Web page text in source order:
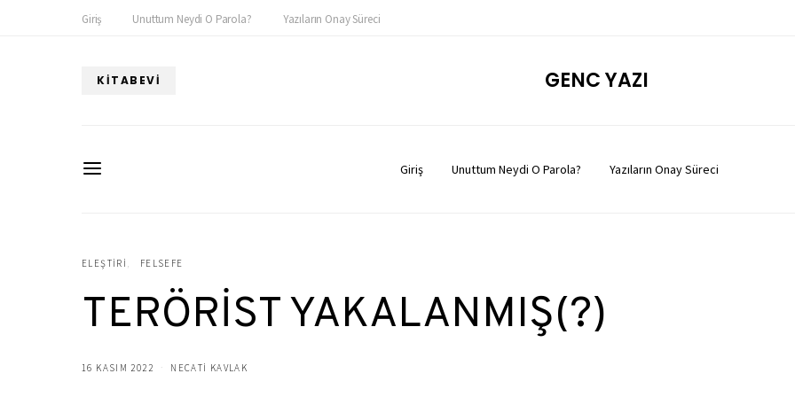
Giriş Unuttum Neydi O Parola? Yazıların Onay Süreci
KITABEVI GENC YAZI
Giriş Unuttum Neydi O Parola? Yazıların Onay Süreci
ELEŞTIRI FELSEFE
TERÖRİST YAKALANMIŞ(?)
16 KASIM 2022 NECATİ KAVLAK